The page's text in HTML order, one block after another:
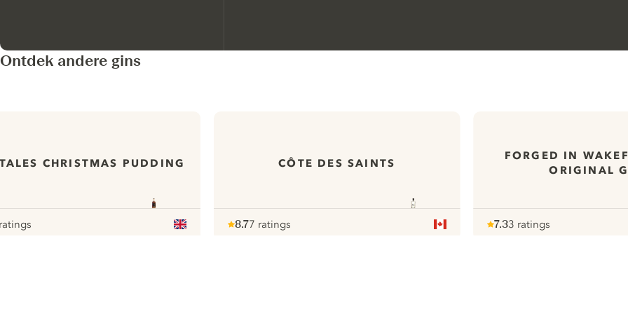
Ontdek andere gins
CHRISTMAS PUDDING CÔTE DES SAINTS
8.77 ratings
FORGED IN
ORIGINAL
7.33 ratings